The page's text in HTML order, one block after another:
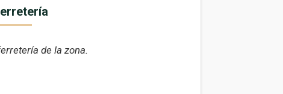
de la zona.